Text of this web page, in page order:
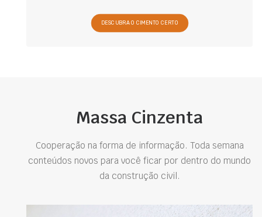
DESCUBRA O CIMENTO CERTO
Massa Cinzenta
Cooperação na forma de informação. Toda semana
conteúdos novos para você ficar por dentro do mundo
da construção civil.